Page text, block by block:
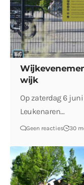
wijk
Op zaterdag 6
Leukenaren…
Geen reacties 30